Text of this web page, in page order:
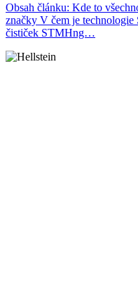
Obsah článku: Kde to
značky V čem je
čističek STMHng…